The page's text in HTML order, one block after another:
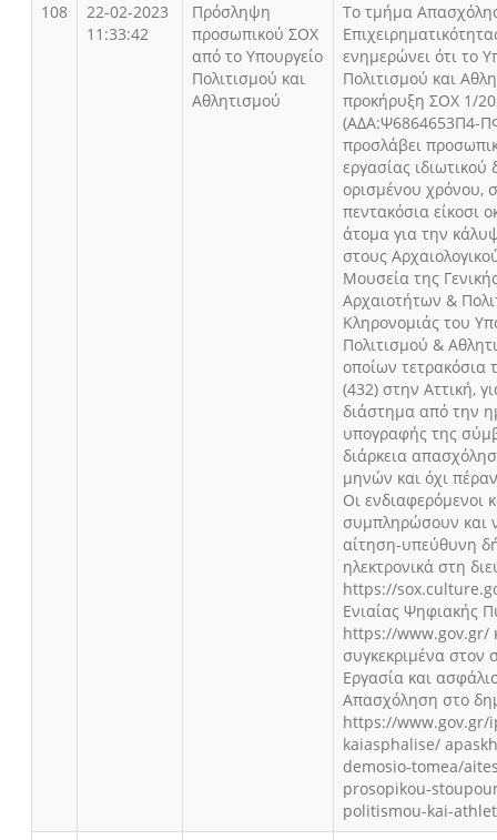
108
22-02-2023
11:33:42
Πρόσληψη
προσωπικού ΣΟΧ
από το Υπουργείο
Πολιτισμού και
Αθλητισμού
Το τμήμα
ενημερώνει ότι το
Πολιτισμού και
προκήρυξη ΣΟΧ 1/
(ΑΔΑ:Ψ6864653Π4-
προσλάβει
εργασίας ιδιωτικού
ορισμένου χρόνου,
πεντακόσια είκοσι
άτομα για την
στους
Μουσεία της
Αρχαιοτήτων &
Κληρονομιάς του
Πολιτισμού &
οποίων τετρακόσια
(432) στην Αττική,
διάστημα από την
υπογραφής της
διάρκεια
μηνών και όχι
Οι ενδιαφερόμενοι
συμπληρώσουν και
αίτηση-υπεύθυνη
ηλεκτρονικά στη
https://
Ενιαίας Ψηφιακής
https://www.gov.gr/
συγκεκριμένα στον
Εργασία και
Απασχόληση στο
https://www.gov.gr/
kaiasphalise/
demosio-tomea/
prosopikou-
politismou-kai-